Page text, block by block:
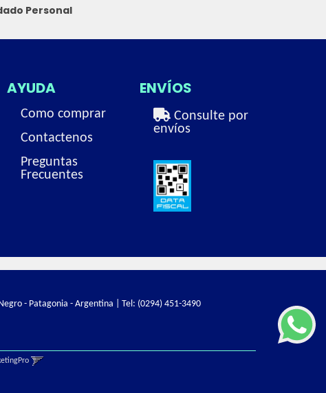
Personal
AYUDA
Como comprar
Contactenos
Preguntas
Frecuentes
ENVÍOS
Consulte por
envíos
- Patagonia - Argentina | Tel: (0294) 451-3490